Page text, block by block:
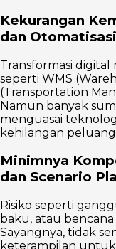
Kekurangan
dan Otomatisasi
Transformasi
seperti WMS
(Transportation
Namun banyak
menguasai
kehilangan peluang
Minimnya
dan Scenario
Risiko seperti
baku, atau
Sayangnya, tidak
keterampilan